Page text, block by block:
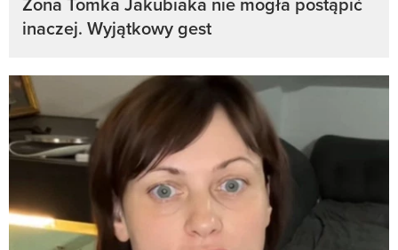
inaczej. Wyjątkowy gest